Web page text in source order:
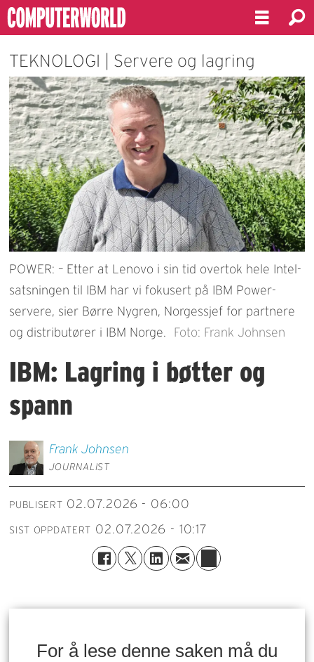
TEKNOLOGI | Servere og lagring
POWER: – Etter at Lenovo i sin tid overtok hele Intel-
satsningen til IBM har vi fokusert på IBM Power-
servere, sier Børre Nygren, Norgessjef for partnere
og distributører i IBM Norge.
Foto: Frank Johnsen
IBM: Lagring i bøtter og
spann
Frank Johnsen
JOURNALIST
PUBLISERT 02.07.2026 - 06:00
SIST OPPDATERT 02.07.2026 - 10:17
For å lese denne saken må du